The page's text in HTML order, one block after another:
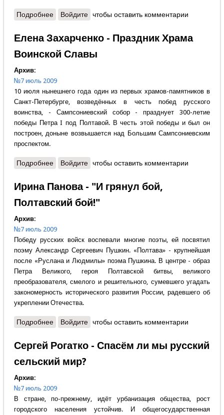
Подробнеео Владимир Максимов - Трофеи и лавры Полтавы
Войдите чтобы оставить комментарии
Елена Захарченко - Праздник Храма
Воинской Славы
Архив:
№7 июль 2009
10 июля нынешнего года один из первых храмов-памятников в
Санкт-Петербурге, возведённых в честь побед русского
воинства, - Сампсониевский собор - празднует 300-летие
победы Петра I под Полтавой. В честь этой победы и был он
построен, доныне возвышается над Большим Сампсониевским
проспектом.
Подробнеео Елена Захарченко - Праздник Храма Воинской
Войдите чтобы оставить комментарии
Ирина Панова - "И грянул бой,
Полтавский бой!"
Архив:
№7 июль 2009
Победу русских войск воспевали многие поэты, ей посвятил
поэму Александр Сергеевич Пушкин. «Полтава» - крупнейшая
после «Руслана и Людмилы» поэма Пушкина. В центре - образ
Петра Великого, героя Полтавской битвы, великого
преобразователя, смелого и решительного, сумевшего угадать
закономерность исторического развития России, радевшего об
укреплении Отечества.
Подробнеео Ирина Панова - "И грянул бой, Полтавский бой!"
Войдите чтобы оставить комментарии
Сергей Рогатко - Спасём ли мы русский
сельский мир?
Архив:
№7 июль 2009
В стране, по-прежнему, идёт урбанизация общества, рост
городского населения устойчив. И общегосударственная